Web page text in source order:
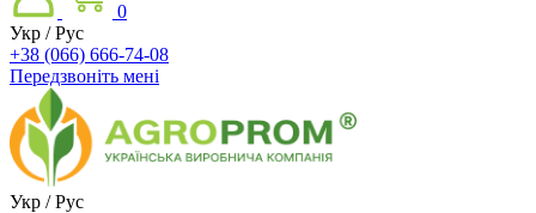
0
Укр / Рус
+38 (066) 666-74-08
Передзвоніть мені
Укр / Рус